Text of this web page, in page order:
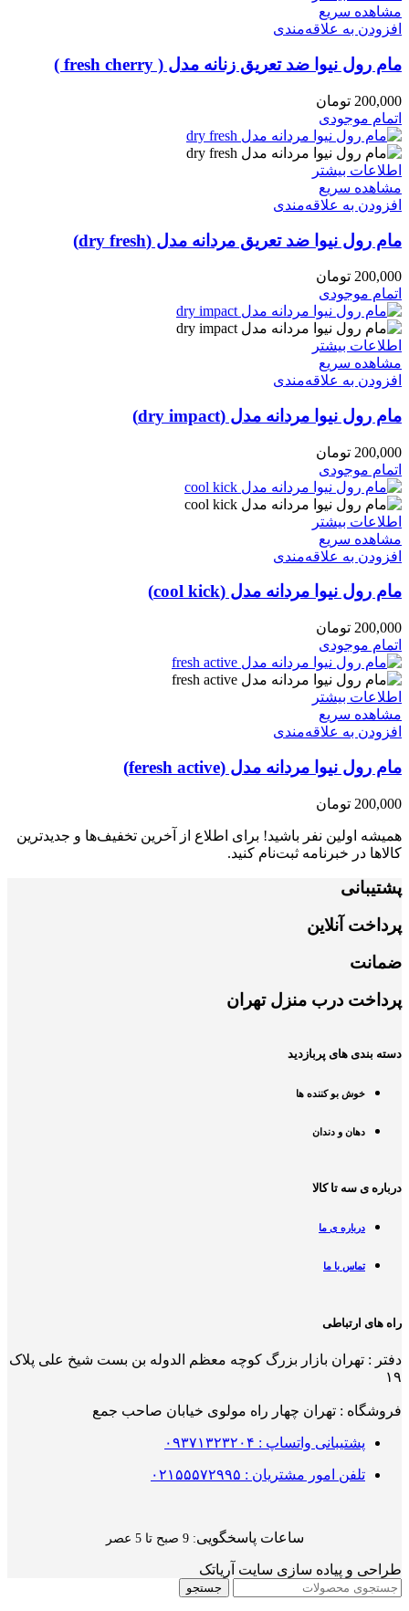
مشاهده سریع
افزودن به علاقه‌مندی
مام رول نیوا ضد تعریق زنانه مدل ( fresh cherry )
200,000 تومان
اتمام موجودی
اطلاعات بیشتر
مشاهده سریع
افزودن به علاقه‌مندی
مام رول نیوا ضد تعریق مردانه مدل (dry fresh)
200,000 تومان
اتمام موجودی
اطلاعات بیشتر
مشاهده سریع
افزودن به علاقه‌مندی
مام رول نیوا مردانه مدل (dry impact)
200,000 تومان
اتمام موجودی
اطلاعات بیشتر
مشاهده سریع
افزودن به علاقه‌مندی
مام رول نیوا مردانه مدل (cool kick)
200,000 تومان
اتمام موجودی
اطلاعات بیشتر
مشاهده سریع
افزودن به علاقه‌مندی
مام رول نیوا مردانه مدل (feresh active)
200,000 تومان
همیشه اولین نفر باشید! برای اطلاع از آخرین تخفیف‌ها و جدیدترین
کالاها در خبرنامه ثبت‌نام کنید.
پشتیبانی
پرداخت آنلاین
ضمانت
پرداخت درب منزل تهران
دسته بندی های پربازدید
خوش بو کننده ها
دهان و دندان
درباره ی سه تا کالا
درباره ی ما
تماس با ما
راه های ارتباطی
دفتر : تهران بازار بزرگ کوچه معظم الدوله بن بست شیخ علی پلاک
۱۹
فروشگاه : تهران چهار راه مولوی خیابان صاحب جمع
پشتیبانی واتساپ : ۰۹۳۷۱۳۲۳۲۰۴
تلفن امور مشتریان : ۰۲۱۵۵۵۷۲۹۹۵
ساعات پاسخگویی: 9 صبح تا 5 عصر
طراحی و پیاده سازی سایت آریاتک
جستجو